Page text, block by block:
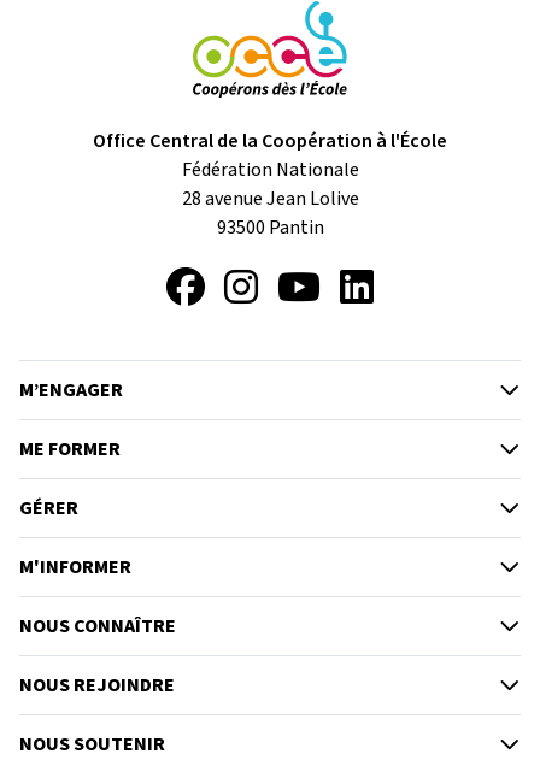
Office Central de la Coopération à l'École
Fédération Nationale
28 avenue Jean Lolive
93500 Pantin
FacebookInstagramYouTube
M’ENGAGER
ME FORMER
GÉRER
M'INFORMER
NOUS CONNAÎTRE
NOUS REJOINDRE
NOUS SOUTENIR